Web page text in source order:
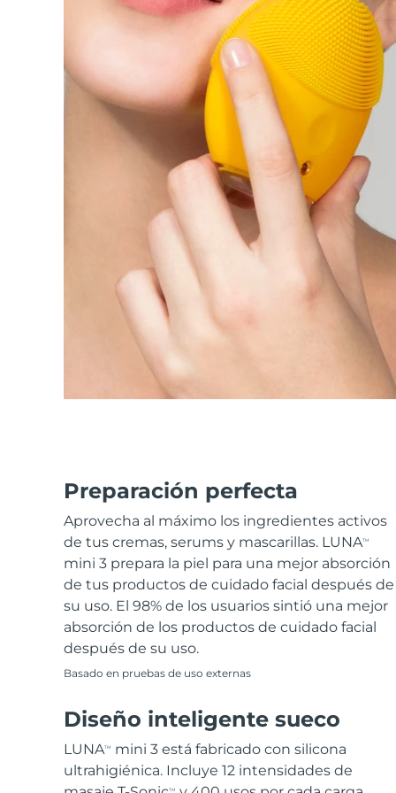
Preparación perfecta
Aprovecha al máximo los ingredientes activos
de tus cremas, serums y mascarillas. LUNATM
mini 3 prepara la piel para una mejor absorción
de tus productos de cuidado facial después de
su uso. El 98% de los usuarios sintió una mejor
absorción de los productos de cuidado facial
después de su uso.
Basado en pruebas de uso externas
Diseño inteligente sueco
LUNATM
mini 3 está fabricado con silicona
ultrahigiénica. Incluye 12 intensidades de
TM